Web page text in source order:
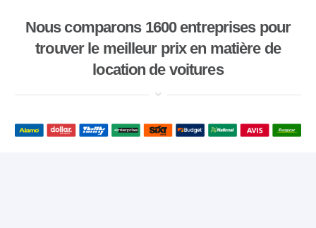
Nous comparons 1600 entreprises pour
trouver le meilleur prix en matière de
location de voitures